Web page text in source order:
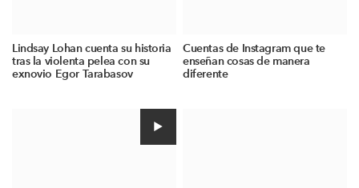
Lindsay Lohan cuenta su historia
tras la violenta pelea con su
exnovio Egor Tarabasov
Cuentas de Instagram que te
enseñan cosas de manera
diferente